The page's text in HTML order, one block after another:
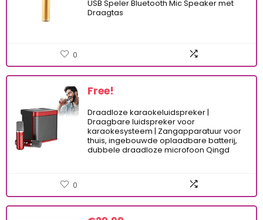
USB Speler Bluetooth Mic Speaker met
Draagtas
0
Free!
Draadloze karaokeluidspreker |
Draagbare luidspreker voor
karaokesysteem | Zangapparatuur voor
thuis, ingebouwde oplaadbare batterij,
dubbele draadloze microfoon Qingd
0